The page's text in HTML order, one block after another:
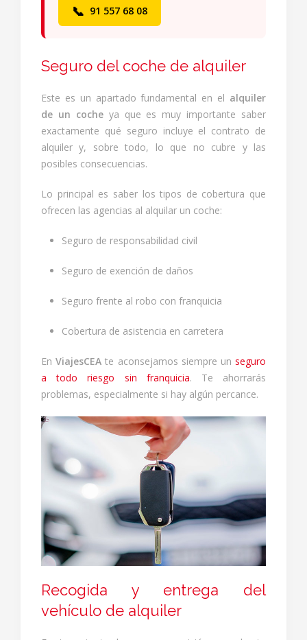
📞 91 557 68 08
Seguro del coche de alquiler
Este es un apartado fundamental en el alquiler
de un cocheya que es muy importante saber
exactamente qué seguro incluye el contrato de
alquiler y, sobre todo, lo que no cubre y las
posibles consecuencias.
Lo principal es saber los tipos de cobertura que
ofrecen las agencias al alquilar un coche:
Seguro de responsabilidad civil
Seguro de exención de daños
Seguro frente al robo con franquicia
Cobertura de asistencia en carretera
EnViajesCEA te aconsejamos siempre unseguro
a todo riesgo sin franquicia. Te ahorrarás
problemas, especialmente si hay algún percance.
Recogida y entrega del
vehículo de alquiler